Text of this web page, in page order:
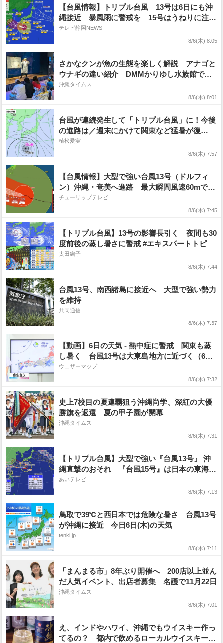
【台風情報】トリプル台風 13号は6日にも沖
縄接近 暴風雨に警戒を 15号はうねりに注
意 海のレジャーも気を付けて
テレビ静岡NEWS
8/6(木) 8:05
さかなクンが魚の生態を楽しく解説 アナゴと
ウナギの違い紹介 DMMかりゆし水族館でト
ークイベント
沖縄タイムス
8/6(木) 8:01
台風が連続発生して「トリプル台風」に！今後
の進路は／週末にかけて関東など猛暑が復
活！？気象予報士解説
植松愛実
8/6(木) 7:57
【台風情報】大型で強い台風13号（ドルフィ
ン）沖縄・奄美へ進路 最大瞬間風速60mで7
日（木）最接近へ 猛烈な暴風雨と高波に厳重
チューリップテレビ
8/6(木) 7:45
【トリプル台風】13号の影響長引く 夜間も30
度前後の蒸し暑さに警戒 #エキスパートトピ
太田絢子
8/6(木) 7:44
台風13号、南西諸島に接近へ 大型で強い勢力
を維持
共同通信
8/6(木) 7:37
【動画】6日の天気 - 熱中症に警戒 関東も蒸
し暑く 台風13号は大東島地方に近づく（6日7
時更新）
ウェザーマップ
8/6(木) 7:32
史上7校目の夏連覇狙う沖縄尚学、深紅の大優
勝旗を返還 夏の甲子園が開幕
沖縄タイムス
8/6(木) 7:31
【トリプル台風】大型で強い『台風13号』 沖
縄直撃のおそれ 『台風15号』は日本の東海上
へ 『台風14号』を含む今後の進路は?【気象
庁・台風情報、雨風の予想シミュレーション】
あいテレビ
8/6(木) 7:13
鳥取で39℃と西日本では危険な暑さ 台風13号
が沖縄に接近 今日6日(木)の天気
tenki.jp
8/6(木) 7:11
「まんまる市」8年ぶり開催へ 200店以上並ん
だ人気イベント、出店者募集 名護で11月22日
沖縄タイムス
8/6(木) 7:01
え、インドやハワイ、沖縄でもウイスキー作っ
てるの？ 都内で飲めるローカルウイスキー＆